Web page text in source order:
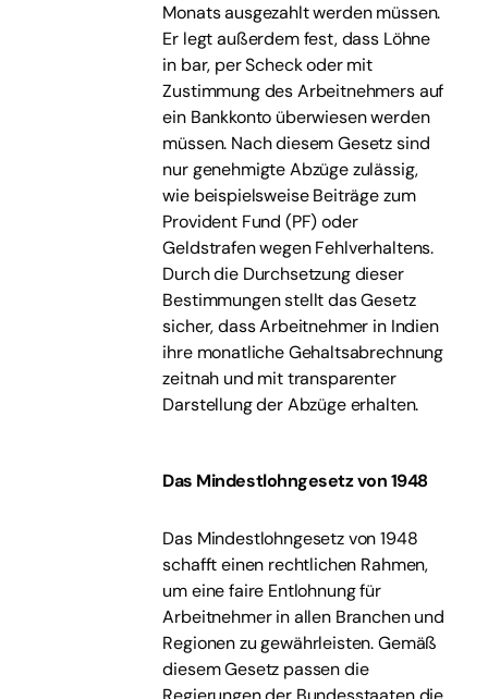
Monats ausgezahlt werden müssen.
Er legt außerdem fest, dass Löhne
in bar, per Scheck oder mit
Zustimmung des Arbeitnehmers auf
ein Bankkonto überwiesen werden
müssen. Nach diesem Gesetz sind
nur genehmigte Abzüge zulässig,
wie beispielsweise Beiträge zum
Provident Fund (PF) oder
Geldstrafen wegen Fehlverhaltens.
Durch die Durchsetzung dieser
Bestimmungen stellt das Gesetz
sicher, dass Arbeitnehmer in Indien
ihre monatliche Gehaltsabrechnung
zeitnah und mit transparenter
Darstellung der Abzüge erhalten.
Das Mindestlohngesetz von 1948
Das Mindestlohngesetz von 1948
schafft einen rechtlichen Rahmen,
um eine faire Entlohnung für
Arbeitnehmer in allen Branchen und
Regionen zu gewährleisten. Gemäß
diesem Gesetz passen die